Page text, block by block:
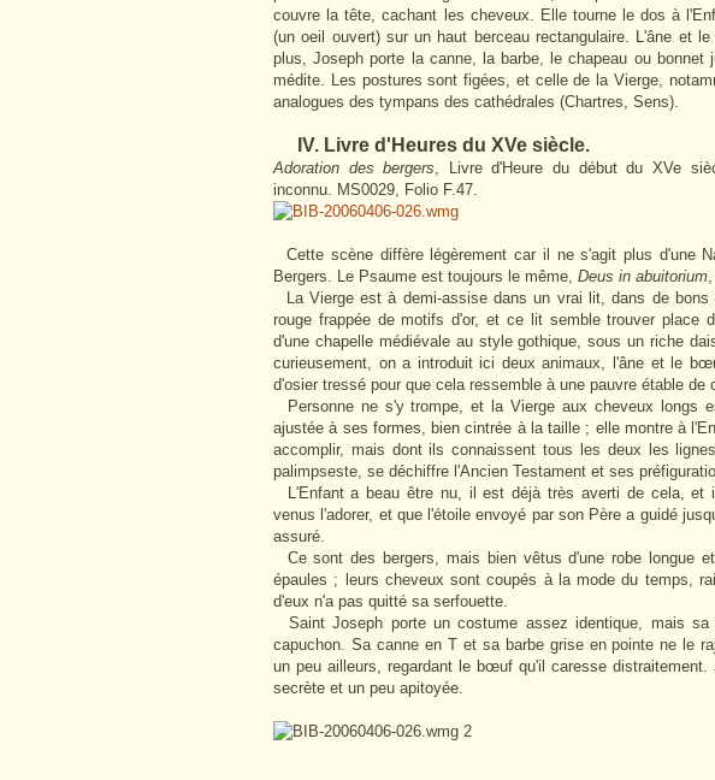
couvre la tête, cachant les cheveux. Elle tourne le dos à
(un oeil ouvert) sur un haut berceau rectangulaire. L'âne et
plus, Joseph porte la canne, la barbe, le chapeau ou bonnet
médite. Les postures sont figées, et celle de la Vierge,
analogues des tympans des cathédrales (Chartres, Sens).
IV. Livre d'Heures du XVe siècle.
Adoration des bergers, Livre d'Heure du début du XVe
inconnu. MS0029, Folio F.47.
Cette scène diffère légèrement car il ne s'agit plus d'une
Bergers. Le Psaume est toujours le même, Deus in abuitorium
La Vierge est à demi-assise dans un vrai lit, dans de bons
rouge frappée de motifs d'or, et ce lit semble trouver place
d'une chapelle médiévale au style gothique, sous un riche
curieusement, on a introduit ici deux animaux, l'âne et le
d'osier tressé pour que cela ressemble à une pauvre étable de
Personne ne s'y trompe, et la Vierge aux cheveux longs
ajustée à ses formes, bien cintrée à la taille ; elle montre à
accomplir, mais dont ils connaissent tous les deux les
palimpseste, se déchiffre l'Ancien Testament et ses
L'Enfant a beau être nu, il est déjà très averti de cela, et
venus l'adorer, et que l'étoile envoyé par son Père a guidé
assuré.
Ce sont des bergers, mais bien vêtus d'une robe longue
épaules ; leurs cheveux sont coupés à la mode du temps,
d'eux n'a pas quitté sa serfouette.
Saint Joseph porte un costume assez identique, mais sa
capuchon. Sa canne en T et sa barbe grise en pointe ne le
un peu ailleurs, regardant le bœuf qu'il caresse distraitement.
secrète et un peu apitoyée.